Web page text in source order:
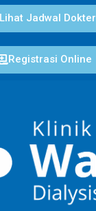
Lihat Jadwal Dokter
Registrasi Online